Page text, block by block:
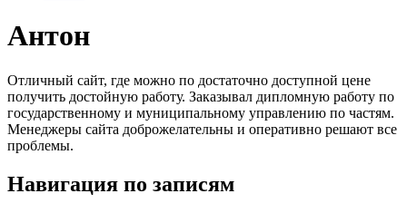
Антон
Отличный сайт, где можно по достаточно доступной цене
получить достойную работу. Заказывал дипломную работу по
государственному и муниципальному управлению по частям.
Менеджеры сайта доброжелательны и оперативно решают все
проблемы.
Навигация по записям